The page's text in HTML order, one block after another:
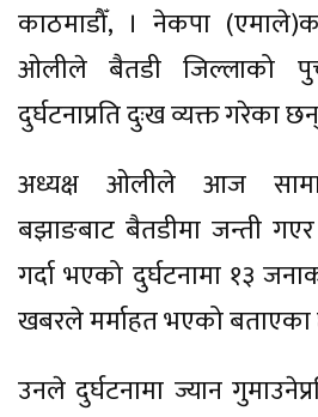
काठमाडौँ, । नेकपा
ओलीले बैतडी जिल्लाको
दुर्घटनाप्रति दुःख व्यक्त गरेका
अध्यक्ष ओलीले आज
बझाङबाट बैतडीमा जन्ती
गर्दा भएको दुर्घटनामा १३
खबरले मर्माहत भएको बताएका
उनले दुर्घटनामा ज्यान